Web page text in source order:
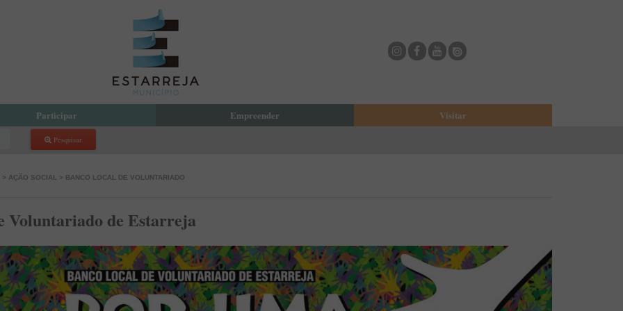
Participar
Compartilha
a Presidente
de Aprendizagem Criativa
de Denúncias
Empreender
Incubadora de Empresas
Visitar
Eventos
Onde Comer
Onde dormir
ESTAU - Arte Urbana
Pesquisar
> AÇÃO SOCIAL > BANCO LOCAL DE VOLUNTARIADO
Voluntariado de Estarreja